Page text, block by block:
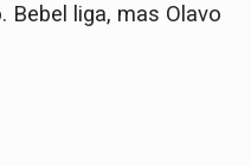
Bebel liga, mas Olavo